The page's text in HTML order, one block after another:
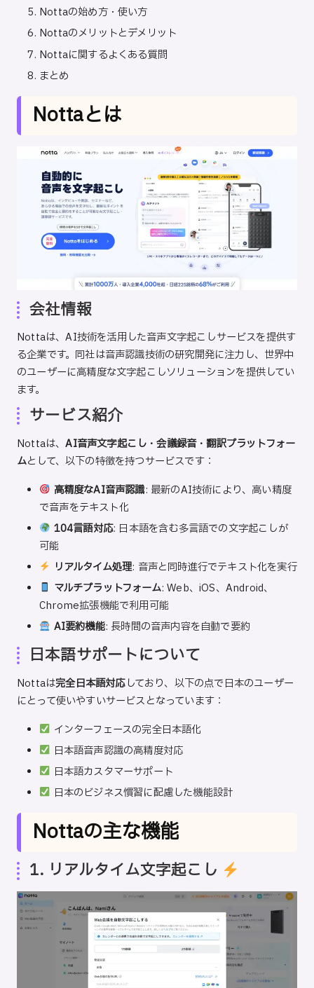
Nottaの始め方・使い方
Nottaのメリットとデメリット
Nottaに関するよくある質問
まとめ
Nottaとは
会社情報
Nottaは、AI技術を活用した音声文字起こしサービスを提供す
る企業です。同社は音声認識技術の研究開発に注力し、世界中
のユーザーに高精度な文字起こしソリューションを提供してい
ます。
サービス紹介
Nottaは、AI音声文字起こし・会議録音・翻訳プラットフォー
ムとして、以下の特徴を持つサービスです：
高精度なAI音声認識: 最新のAI技術により、高い精度
で音声をテキスト化
104言語対応: 日本語を含む多言語での文字起こしが
可能
リアルタイム処理: 音声と同時進行でテキスト化を実行
マルチプラットフォーム: Web、iOS、Android、
Chrome拡張機能で利用可能
AI要約機能: 長時間の音声内容を自動で要約
日本語サポートについて
Nottaは完全日本語対応しており、以下の点で日本のユーザー
にとって使いやすいサービスとなっています：
インターフェースの完全日本語化
日本語音声認識の高精度対応
日本語カスタマーサポート
日本のビジネス慣習に配慮した機能設計
Nottaの主な機能
1. リアルタイム文字起こし